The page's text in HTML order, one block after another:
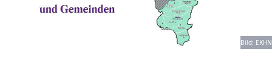
Bild: EKHN